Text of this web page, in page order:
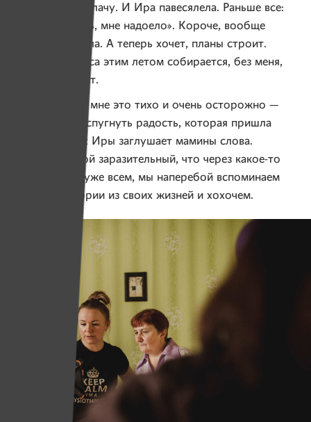
как-то уже не плачу. И Ира павесялела. Раньше все:
«Я не хочу жить, мне надоело». Короче, вообще
ничего не хотела. А теперь хочет, планы строит.
В лагерь хосписа этим летом собирается, без меня,
говорит, поедет.
Мама говорит мне это тихо и очень осторожно —
будто боится спугнуть радость, которая пришла
в их дом. Смех Иры заглушает мамины слова.
Ее смех — такой заразительный, что через какое-то
время весело уже всем, мы наперебой вспоминаем
смешные истории из своих жизней и хохочем.